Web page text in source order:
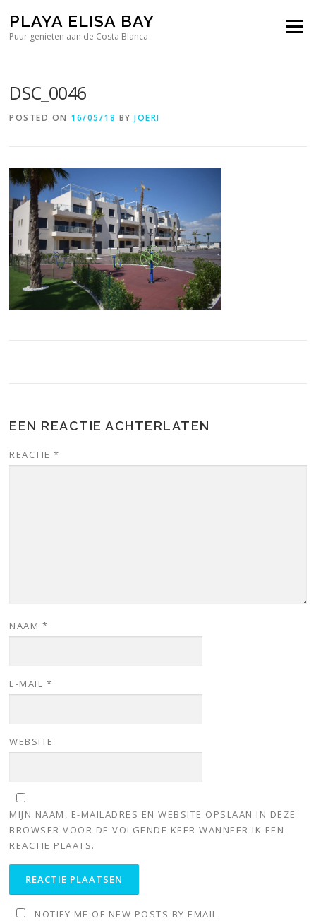
content
PLAYA ELISA BAY
Puur genieten aan de Costa Blanca
Menu
DSC_0046
POSTED ON 16/05/18 BYJOERI
EEN REACTIE ACHTERLATEN
REACTIE*
NAAM *
E-MAIL *
WEBSITE
MIJN NAAM, E-MAILADRES EN WEBSITE OPSLAAN IN DEZE
BROWSER VOOR DE VOLGENDE KEER WANNEER IK EEN
REACTIE PLAATS.
NOTIFY ME OF NEW POSTS BY EMAIL.